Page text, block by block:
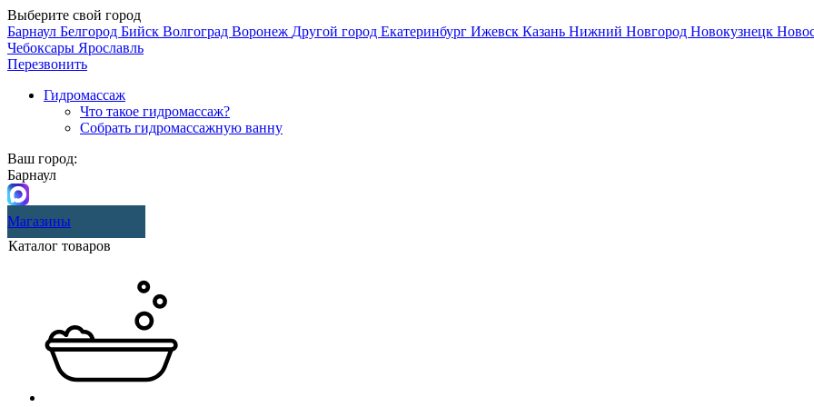
Выберите свой город
Барнаул Белгород Бийск Волгоград Воронеж Другой город Екатеринбург Ижевск Казань Нижний Новгород Новокузнецк
Чебоксары Ярославль
Перезвонить
Гидромассаж
Что такое гидромассаж?
Собрать гидромассажную ванну
Ваш город:
Барнаул
Магазины
Каталог товаров